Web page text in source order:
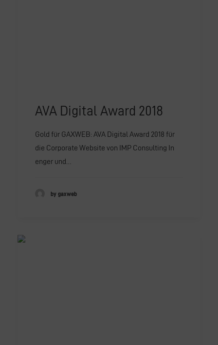
AVA Digital Award 2018
Gold für GAXWEB: AVA Digital Award 2018 für
die Corporate Website von IMP Consulting In
enger und…
by gaxweb